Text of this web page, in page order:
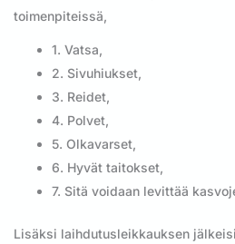
toimenpiteissä,
1. Vatsa,
2. Sivuhiukset,
3. Reidet,
4. Polvet,
5. Olkavarset,
6. Hyvät taitokset,
7. Sitä voidaan levittää
Lisäksi laihdutusleikkauksen